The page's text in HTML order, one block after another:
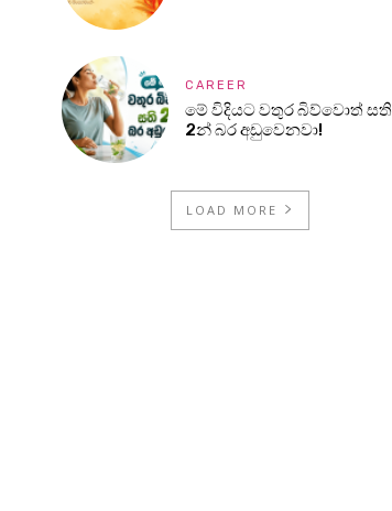
CAREER
මේ විදියට වතුර බිව්වොත් සති
2න් බර අඩුවෙනවා!
LOAD MORE